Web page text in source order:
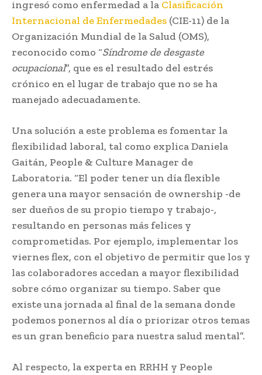
ingresó como enfermedad a la Clasificación
Internacional de Enfermedades (CIE-11) de la
Organización Mundial de la Salud (OMS),
reconocido como “Síndrome de desgaste
ocupacional”, que es el resultado del estrés
crónico en el lugar de trabajo que no se ha
manejado adecuadamente.
Una solución a este problema es fomentar la
flexibilidad laboral, tal como explica Daniela
Gaitán, People & Culture Manager de
Laboratoria. “El poder tener un día flexible
genera una mayor sensación de ownership -de
ser dueños de su propio tiempo y trabajo-,
resultando en personas más felices y
comprometidas. Por ejemplo, implementar los
viernes flex, con el objetivo de permitir que los y
las colaboradores accedan a mayor flexibilidad
sobre cómo organizar su tiempo. Saber que
existe una jornada al final de la semana donde
podemos ponernos al día o priorizar otros temas
es un gran beneficio para nuestra salud mental”.
Al respecto, la experta en RRHH y People